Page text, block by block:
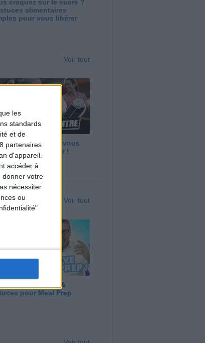
les
standards
et de
partenaires
d'appareil.
accéder à
donner votre
nécessiter
ou
craquez sur le sucré ?
alimentaires
pour vous libérer
Voir tout
vite ? Ce que vous
vraiment savoir !
Voir tout
Huile d'Olive &
pour Meal Prep